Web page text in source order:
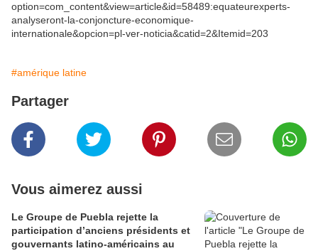
option=com_content&view=article&id=58489:equateurexperts-
analyseront-la-conjoncture-economique-
internationale&opcion=pl-ver-noticia&catid=2&Itemid=203
#amérique latine
Partager
Vous aimerez aussi
Le Groupe de Puebla rejette la
participation d’anciens présidents et
gouvernants latino-américains au